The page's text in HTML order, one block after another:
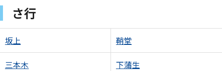
さ行
坂上 鞘堂
三本木 下蒲生